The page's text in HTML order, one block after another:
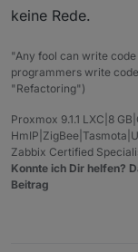
keine Rede.
"Any fool can write
programmers write
"Refactoring")
Proxmox 9.1.1 LXC|8
Zabbix Certified
Konnte ich Dir helfen?
Beitrag